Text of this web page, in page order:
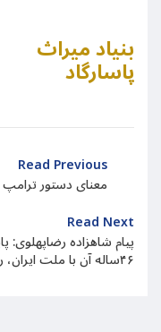
Share
بنیاد میراث
پاسارگاد
Read Previous
معنای دستور
Read Next
پیام شاهزاده رضاپهلوی:
۴۶ساله آن با ملت ایران، رسیده است ـ دیداری و نوشتاری